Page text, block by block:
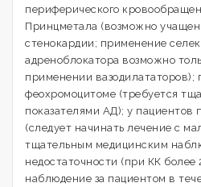
периферического
Принцметала (возможно
стенокардии; применение
адреноблокатора возможно
применении вазодилататоров);
феохромоцитоме (требуется
показателями АД); у пациентов
(следует начинать лечение с
тщательным медицинским
недостаточности (при КК
наблюдение за пациентом в